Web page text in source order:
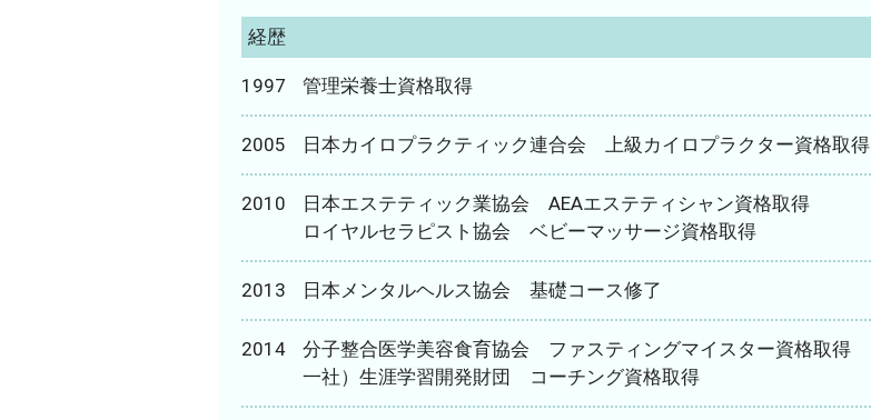
経歴
1997 管理栄養士資格取得
2005 日本カイロプラクティック連合会 上級カイロプラクター資格取得
2010
日本エステティック業協会 AEAエステティシャン資格取得
ロイヤルセラピスト協会 ベビーマッサージ資格取得
2013 日本メンタルヘルス協会 基礎コース修了
2014
分子整合医学美容食育協会 ファスティングマイスター資格取得
一社）生涯学習開発財団 コーチング資格取得